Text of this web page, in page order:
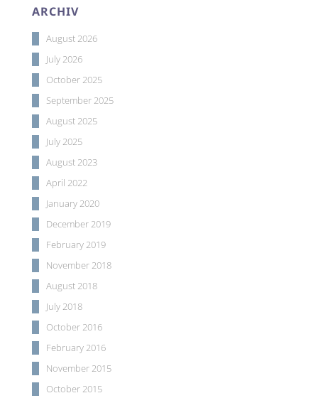
ARCHIV
August 2026
July 2026
October 2025
September 2025
August 2025
July 2025
August 2023
April 2022
January 2020
December 2019
February 2019
November 2018
August 2018
July 2018
October 2016
February 2016
November 2015
October 2015